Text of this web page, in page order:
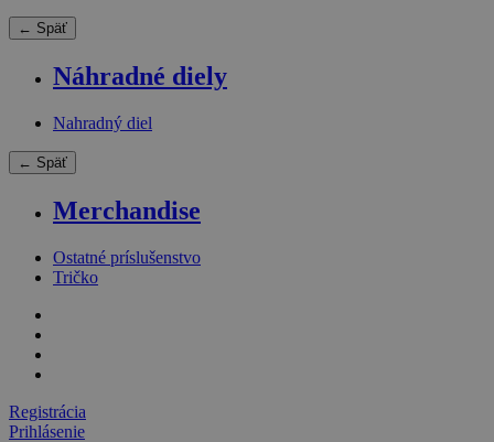
← Späť
Náhradné diely
Nahradný diel
← Späť
Merchandise
Ostatné príslušenstvo
Tričko
Registrácia
Prihlásenie